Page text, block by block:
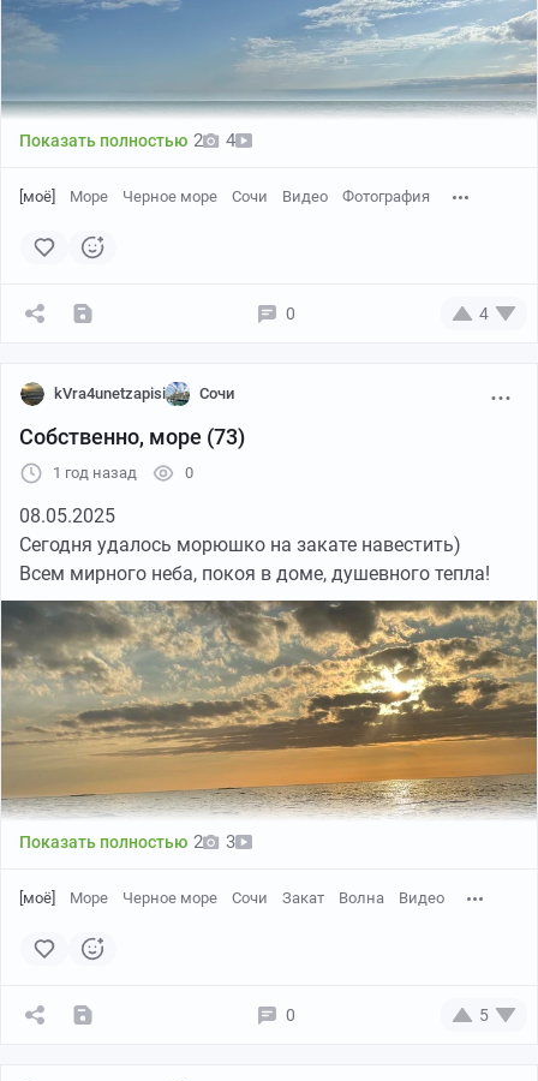
Показать полностью 2 4
[моё] Море Черное море Сочи Видео Фотография
0 4
kVra4unetzapisi Сочи
Собственно, море (73)
1 год назад 0
08.05.2025
Сегодня удалось морюшко на закате навестить)
Всем мирного неба, покоя в доме, душевного тепла!
Показать полностью 2 3
[моё] Море Черное море Сочи Закат Волна Видео
0 5